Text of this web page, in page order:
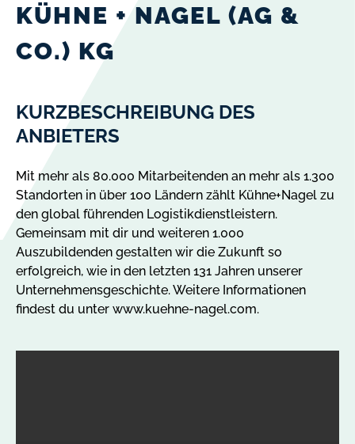
KÜHNE + NAGEL (AG &
CO.) KG
KURZBESCHREIBUNG DES
ANBIETERS
Mit mehr als 80.000 Mitarbeitenden an mehr als 1.300
Standorten in über 100 Ländern zählt Kühne+Nagel zu
den global führenden Logistikdienstleistern.
Gemeinsam mit dir und weiteren 1.000
Auszubildenden gestalten wir die Zukunft so
erfolgreich, wie in den letzten 131 Jahren unserer
Unternehmensgeschichte. Weitere Informationen
findest du unter www.kuehne-nagel.com.